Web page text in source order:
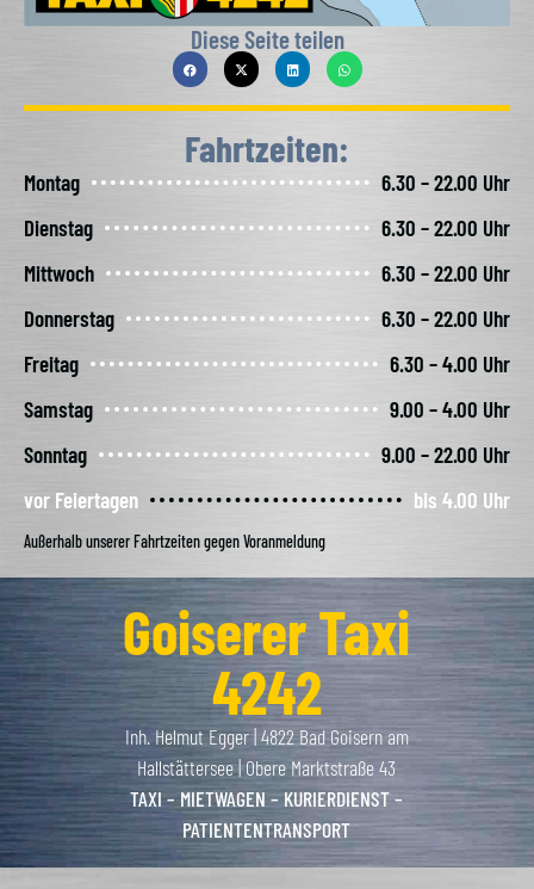
Diese Seite teilen
Fahrtzeiten:
Montag
6.30 – 22.00 Uhr
Dienstag
6.30 – 22.00 Uhr
Mittwoch
6.30 – 22.00 Uhr
Donnerstag
6.30 – 22.00 Uhr
Freitag
6.30 – 4.00 Uhr
Samstag
9.00 – 4.00 Uhr
Sonntag
9.00 – 22.00 Uhr
vor Feiertagen
bis 4.00 Uhr
Außerhalb unserer Fahrtzeiten gegen Voranmeldung
Goiserer Taxi
4242
Inh. Helmut Egger | 4822 Bad Goisern am
Hallstättersee | Obere Marktstraße 43
TAXI – MIETWAGEN – KURIERDIENST –
PATIENTENTRANSPORT